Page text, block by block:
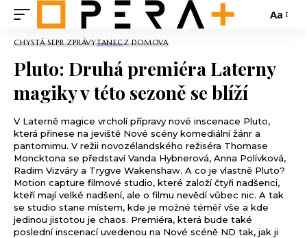
Aa
CHYSTÁ SEPR ZPRÁVYTANECZ DOMOVA
Pluto: Druhá premiéra Laterny
magiky v této sezoně se blíží
V Laterně magice vrcholí přípravy nové inscenace Pluto,
která přinese na jeviště Nové scény komediální žánr a
pantomimu. V režii novozélandského režiséra Thomase
Moncktona se představí Vanda Hybnerová, Anna Polívková,
Radim Vizváry a Trygve Wakenshaw. A co je vlastně Pluto?
Motion capture filmové studio, které založí čtyři nadšenci,
kteří mají velké nadšení, ale o filmu nevědí vůbec nic. A tak
se studio stane místem, kde je možné téměř vše a kde
jedinou jistotou je chaos. Premiéra, která bude také
poslední inscenací uvedenou na Nové scéně ND tak, jak ji